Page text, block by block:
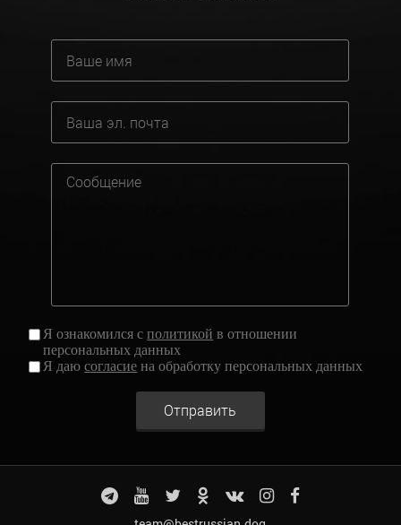
Я ознакомился сполитикой в отношении
персональных данных
Я даюсогласие на обработку персональных данных
Отправить